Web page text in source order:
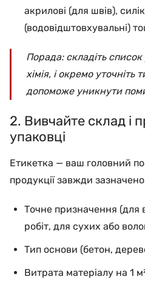
акрилові (для швів),
(водовідштовхувальні)
Порада:складіть список
хімія, і окремо
допоможе уникнути
2. Вивчайте склад і
упаковці
Етикетка — ваш головний
продукції завжди
Точне призначення (для
робіт, для сухих або
Тип основи (бетон,
Витрата матеріалу на 1